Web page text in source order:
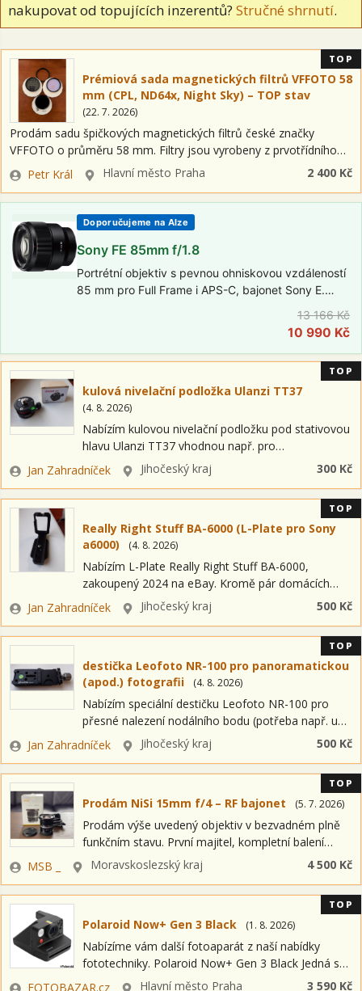
nakupovat od topujících inzerentů? Stručné shrnutí.
Prémiová sada magnetických filtrů VFFOTO 58
mm (CPL, ND64x, Night Sky) – TOP stav
(22. 7. 2026)
Prodám sadu špičkových magnetických filtrů české značky
VFFOTO o průměru 58 mm. Filtry jsou vyrobeny z prvotřídního
optického skla s pokročilými nano-vrstvami. Magnetický systém
je neuvěřitelně rychlý a…
Zadavatel
Petr Král LokalitaHlavní město Praha 2 400 Kč
TOP
Doporučujeme na Alze
Sony FE 85mm f/1.8
Portrétní objektiv s pevnou ohniskovou vzdáleností
85 mm pro Full Frame i APS-C, bajonet Sony E.
9 lamelami pro hladký bokeh, závit pro filtry 67
13 166 Kč
10 990 Kč
kulová nivelační podložka Ulanzi TT37
(4. 8. 2026)
Nabízím kulovou nivelační podložku pod stativovou
hlavu Ulanzi TT37 vhodnou např. pro
panoramatickou fotografii: Zboží zakoupeno 2024
u výrobce a kromě pár domácích testů
nepoužíváno. Nabízím za 300…
Zadavatel
Jan Zahradníček LokalitaJihočeský kraj 300 Kč
TOP
Really Right Stuff BA-6000 (L-Plate pro Sony
a6000)
(4. 8. 2026)
Nabízím L-Plate Really Right Stuff BA-6000,
zakoupený 2024 na eBay. Kromě pár domácích
testů nepoužívaný. Nabízím za 500 Kč. Osobní
předání v Prachaticích. Případně Zásilkovnou (+ 89
Kč…
Zadavatel
Jan Zahradníček LokalitaJihočeský kraj 500 Kč
TOP
destička Leofoto NR-100 pro panoramatickou
(apod.) fotografii
(4. 8. 2026)
Nabízím speciální destičku Leofoto NR-100 pro
přesné nalezení nodálního bodu (potřeba např. u
panoramatické fotografie). Zboží zakoupeno 2024
u Foto Škoda a kromě pár domácích testů
nepoužíváno. Nabízím…
Zadavatel
Jan Zahradníček LokalitaJihočeský kraj 500 Kč
TOP
Prodám NiSi 15mm f/4 – RF bajonet (5. 7. 2026)
Prodám výše uvedený objektiv v bezvadném plně
funkčním stavu. První majitel, kompletní balení
(objektiv, krytky, sl. clona, pouzdro, krabice,
manuál). Opticky vyvážený kus (výběr ze dvou ks. -
…
Zadavatel
MSB _ LokalitaMoravskoslezský kraj 4 500 Kč
TOP
Polaroid Now+ Gen 3 Black (1. 8. 2026)
Nabízíme vám další fotoaparát z naší nabídky
fototechniky. Polaroid Now+ Gen 3 Black Jedná se
o položku OPEN BOX = nový kus s plnou zárukou a
Zadavatel
FOTOBAZAR.cz LokalitaHlavní město Praha 3 590 Kč
TOP